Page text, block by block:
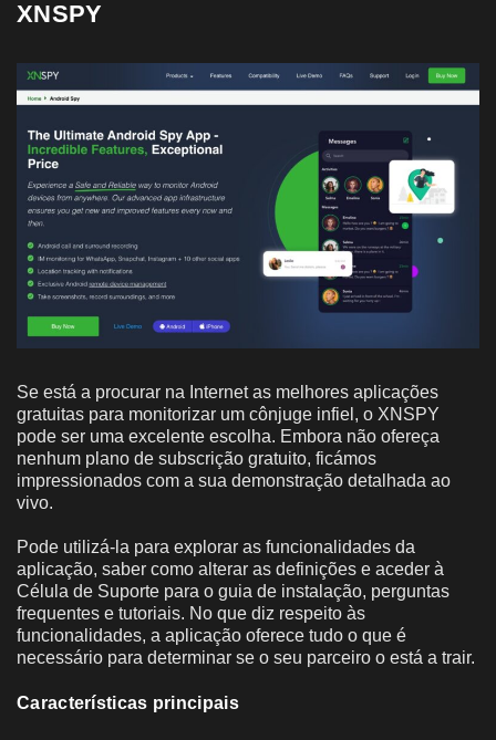
XNSPY
Se está a procurar na Internet as melhores aplicações
gratuitas para monitorizar um cônjuge infiel, o XNSPY
pode ser uma excelente escolha. Embora não ofereça
nenhum plano de subscrição gratuito, ficámos
impressionados com a sua demonstração detalhada ao
vivo.
Pode utilizá-la para explorar as funcionalidades da
aplicação, saber como alterar as definições e aceder à
Célula de Suporte para o guia de instalação, perguntas
frequentes e tutoriais. No que diz respeito às
funcionalidades, a aplicação oferece tudo o que é
necessário para determinar se o seu parceiro o está a trair.
Características principais